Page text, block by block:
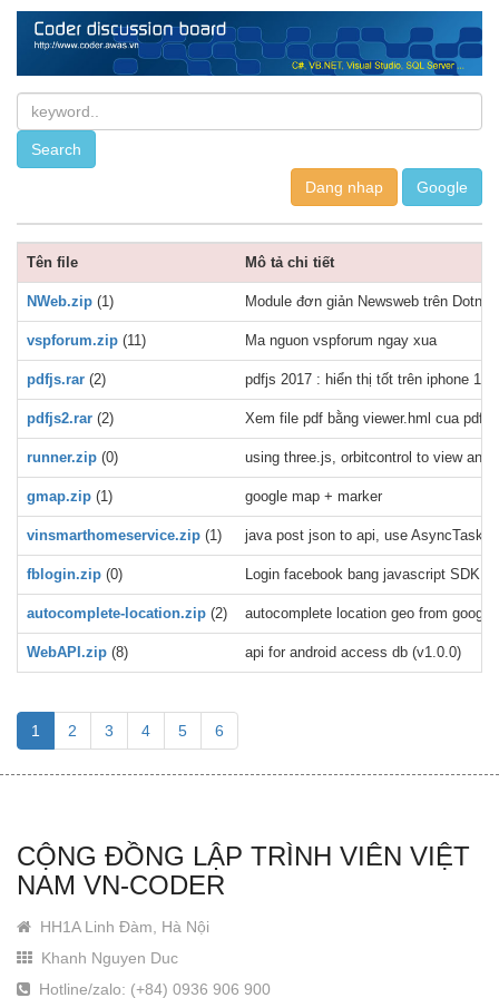
Dang nhap
Tên file Mô tả chi tiết
NWeb.zip (1) Module đơn giản Newsweb trên
vspforum.zip (11) Ma nguon vspforum ngay xua
pdfjs.rar (2) pdfjs 2017 : hiển thị tốt trên iphone
pdfjs2.rar (2) Xem file pdf bằng viewer.hml cua
runner.zip (0) using three.js, orbitcontrol to view an
gmap.zip (1) google map + marker
vinsmarthomeservice.zip (1) java post json to api, use AsyncTask,
fblogin.zip (0) Login facebook bang javascript SDK
autocomplete-location.zip (2) autocomplete location geo from
WebAPI.zip (8) api for android access db (v1.0.0)
1 2 3 4 5 6
CỘNG ĐỒNG LẬP TRÌNH VIÊN VIỆT
NAM VN-CODER
HH1A Linh Đàm, Hà Nội
Khanh Nguyen Duc
Hotline/zalo: (+84) 0936 906 900